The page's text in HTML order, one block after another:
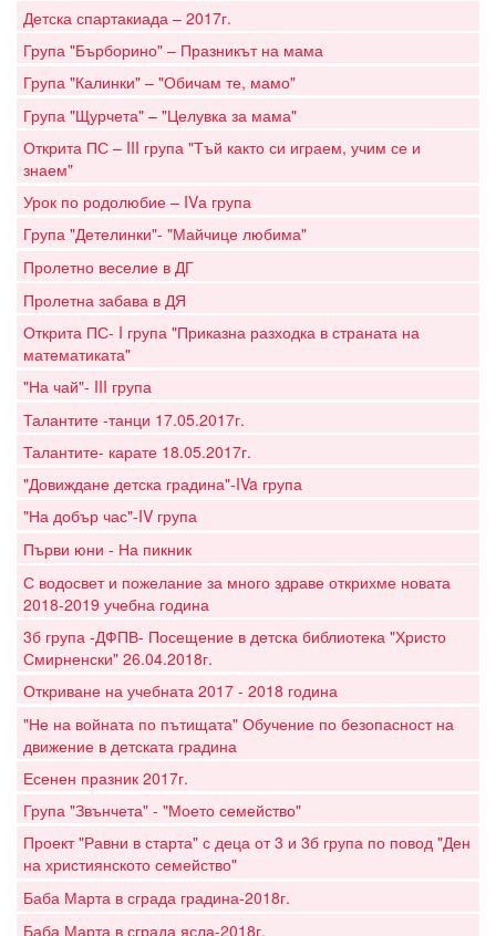
Детска спартакиада – 2017г.
Група "Бърборино" – Празникът на мама
Група "Калинки" – "Обичам те, мамо"
Група "Щурчета" – "Целувка за мама"
Открита ПС – III група "Тъй както си играем, учим се и
знаем"
Урок по родолюбие – IVа група
Група "Детелинки"- "Майчице любима"
Пролетно веселие в ДГ
Пролетна забава в ДЯ
Открита ПС- I група "Приказна разходка в страната на
математиката"
"На чай"- III група
Талантите -танци 17.05.2017г.
Талантите- карате 18.05.2017г.
"Довиждане детска градина"-IVa група
"На добър час"-IV група
Първи юни - На пикник
С водосвет и пожелание за много здраве открихме новата
2018-2019 учебна година
3б група -ДФПВ- Посещение в детска библиотека "Христо
Смирненски" 26.04.2018г.
Откриване на учебната 2017 - 2018 година
"Не на войната по пътищата" Обучение по безопасност на
движение в детската градина
Есенен празник 2017г.
Група "Звънчета" - "Моето семейство"
Проект "Равни в старта" с деца от 3 и 3б група по повод "Ден
на християнското семейство"
Баба Марта в сграда градина-2018г.
Баба Марта в сграда ясла-2018г.